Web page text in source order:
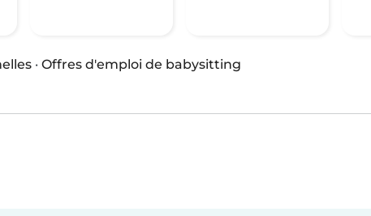
· Offres d'emploi de babysitting